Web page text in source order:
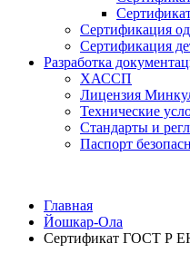
Сертификация
Сертификация
Разработка
ХАССП
Лицензия
Технические
Стандарты и
Паспорт
Главная
Йошкар-Ола
Сертификат ГОСТ Р